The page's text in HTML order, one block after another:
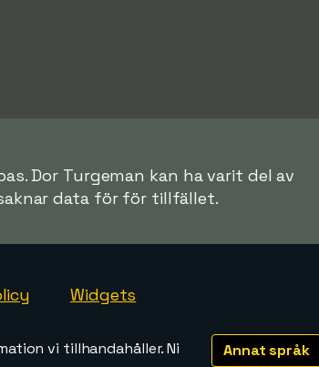
Dor Turgeman kan ha varit del av
data för för tillfället.
Widgets
Annat språk
vi tillhandahåller. Ni